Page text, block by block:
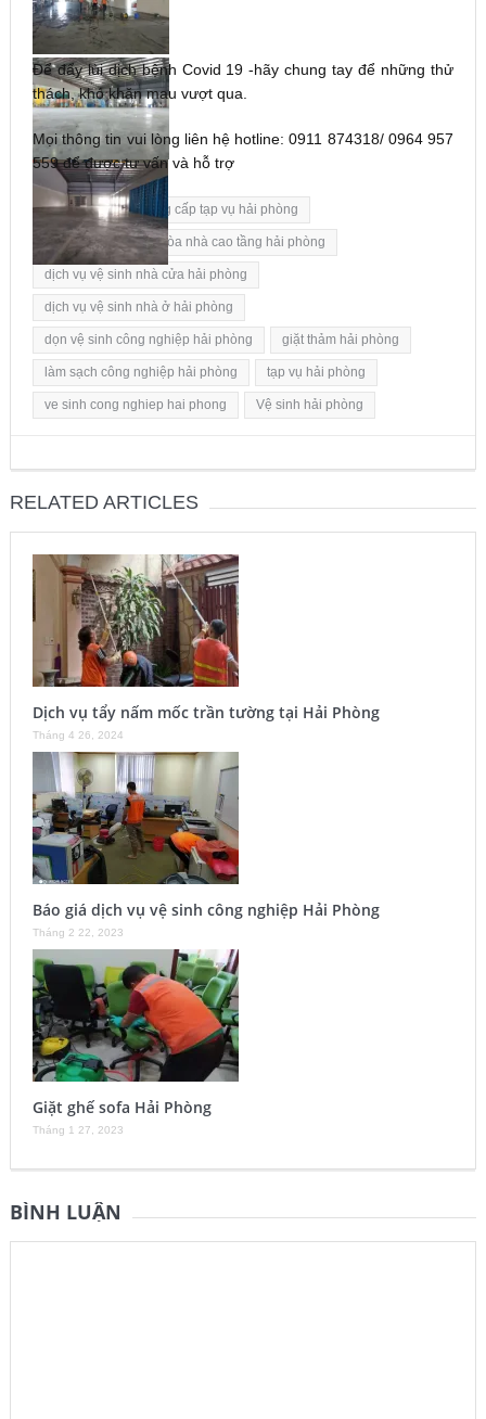
Để đẩy lùi dịch bệnh Covid 19 -hãy chung tay để những thử
thách, khó khăn mau vượt qua.
Mọi thông tin vui lòng liên hệ hotline: 0911 874318/ 0964 957
559 để được tư vấn và hỗ trợ
Tags: công ty cung cấp tạp vụ hải phòng
dịch vụ vệ sinh kính tòa nhà cao tầng hải phòng
dịch vụ vệ sinh nhà cửa hải phòng
dịch vụ vệ sinh nhà ở hải phòng
dọn vệ sinh công nghiệp hải phòng giặt thảm hải phòng
làm sạch công nghiệp hải phòng tạp vụ hải phòng
ve sinh cong nghiep hai phong Vệ sinh hải phòng
RELATED ARTICLES
Dịch vụ tẩy nấm mốc trần tường tại Hải Phòng
Tháng 4 26, 2024
Báo giá dịch vụ vệ sinh công nghiệp Hải Phòng
Tháng 2 22, 2023
Giặt ghế sofa Hải Phòng
Tháng 1 27, 2023
BÌNH LUẬN